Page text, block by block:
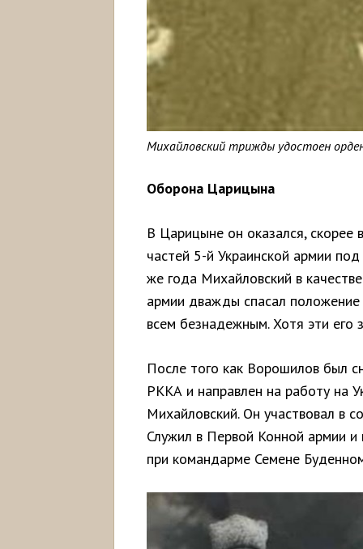
Михайловский трижды удостоен
Оборона Царицына
В Царицыне он оказался, скорее
частей 5-й Украинской армии
же года Михайловский в
армии дважды спасал
всем безнадежным. Хотя эти его
После того как Ворошилов был
РККА и направлен на работу на
Михайловский. Он участвовал в
Служил в Первой Конной армии и
при командарме Семене